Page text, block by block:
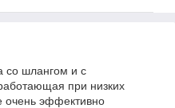
со шлангом и с
при низких
очень эффективно